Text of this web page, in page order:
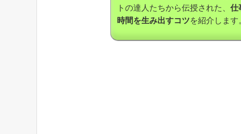
トの達人たちから伝授された、 仕
時間を生み出すコツを紹介します